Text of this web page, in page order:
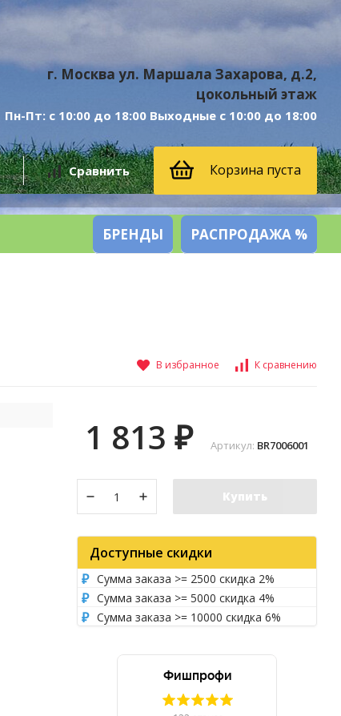
г. Москва ул. Маршала Захарова, д.2,
цокольный этаж
Пн-Пт: с 10:00 до 18:00 Выходные с 10:00 до 18:00
Сравнить Корзина пуста
БРЕНДЫ РАСПРОДАЖА %
В избранное К сравнению
Артикул: BR7006001
1 813₽
Купить
Доступные скидки
Сумма заказа >= 2500 скидка 2%
Сумма заказа >= 5000 скидка 4%
Сумма заказа >= 10000 скидка 6%